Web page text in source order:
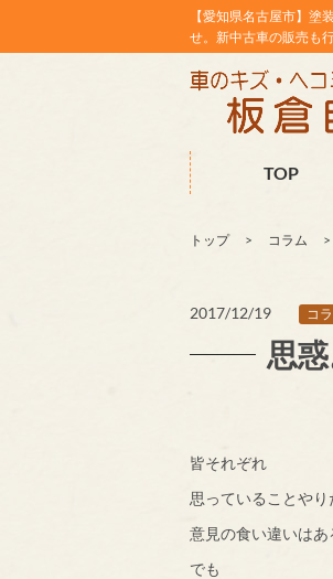
【愛知県名古屋市】
せ。新中古車の販売も
TOP
トップ コラム
2017/12/19 コ
思惑
皆それぞれ
思っていることや
意見の食い違いはあ
でも